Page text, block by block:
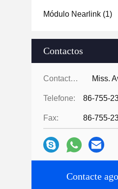
Módulo Nearlink (1)
Contactos
Contactos: Miss.
Telefone: 86-755-
Fax: 86-755-
Contacte